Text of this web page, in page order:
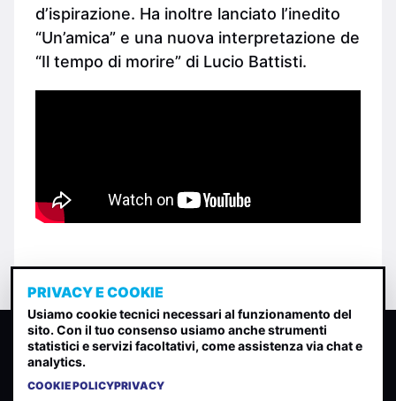
d’ispirazione. Ha inoltre lanciato l’inedito
“Un’amica” e una nuova interpretazione de
“Il tempo di morire” di Lucio Battisti.
CLASSIFICA INDIE
Classifica per indice di gradimento generata dall analisi di
PRIVACY E COOKIE
Usiamo cookie tecnici necessari al funzionamento del
sito. Con il tuo consenso usiamo anche strumenti
statistici e servizi facoltativi, come assistenza via chat e
analytics.
COOKIE POLICYPRIVACY